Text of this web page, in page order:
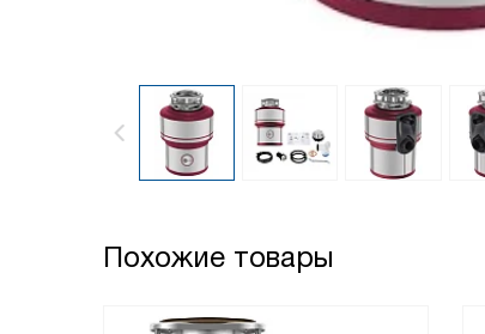
Похожие товары